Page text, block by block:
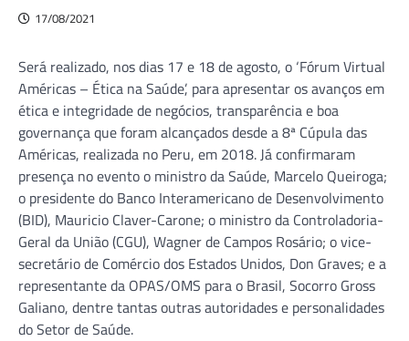
17/08/2021
Será realizado, nos dias 17 e 18 de agosto, o ‘Fórum Virtual
Américas – Ética na Saúde’, para apresentar os avanços em
ética e integridade de negócios, transparência e boa
governança que foram alcançados desde a 8ª Cúpula das
Américas, realizada no Peru, em 2018. Já confirmaram
presença no evento o ministro da Saúde, Marcelo Queiroga;
o presidente do Banco Interamericano de Desenvolvimento
(BID), Mauricio Claver-Carone; o ministro da Controladoria-
Geral da União (CGU), Wagner de Campos Rosário; o vice-
secretário de Comércio dos Estados Unidos, Don Graves; e a
representante da OPAS/OMS para o Brasil, Socorro Gross
Galiano, dentre tantas outras autoridades e personalidades
do Setor de Saúde.